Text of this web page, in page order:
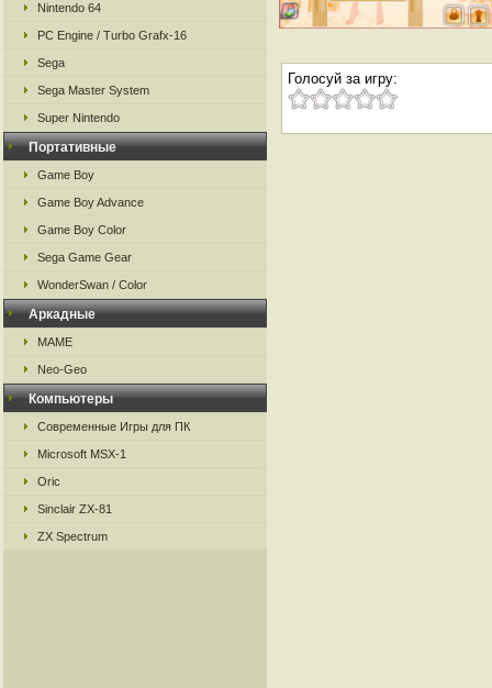
Nintendo 64
PC Engine / Turbo Grafx-16
Sega
Sega Master System
Super Nintendo
Портативные
Game Boy
Game Boy Advance
Game Boy Color
Sega Game Gear
WonderSwan / Color
Аркадные
MAME
Neo-Geo
Компьютеры
Современные Игры для ПК
Microsoft MSX-1
Oric
Sinclair ZX-81
ZX Spectrum
Голосуй за игру: